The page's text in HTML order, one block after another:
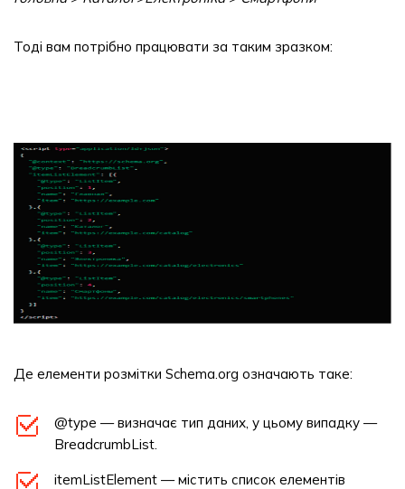
Тоді вам потрібно працювати за таким зразком:
Де елементи розмітки Schema.org означають таке:
@type — визначає тип даних, у цьому випадку —
BreadcrumbList.
itemListElement — містить список елементів